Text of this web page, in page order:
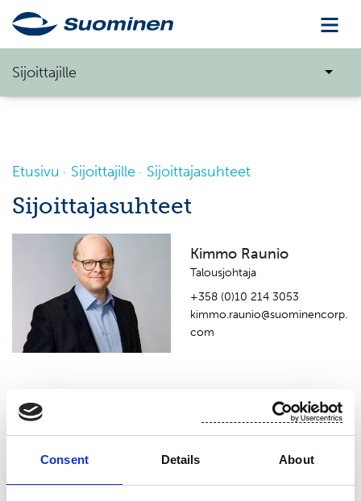
Consent Details About
Sijoittajille
Etusivu Sijoittajille Sijoittajasuhteet
Sijoittajasuhteet
Kimmo Raunio
Talousjohtaja
+358 (0)10 214 3053
kimmo.raunio@suominencorp.
com
Johdon yhteydenottopyynnöt
kati.junnila@suominencorp.com